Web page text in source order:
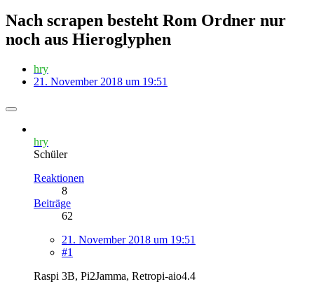
Nach scrapen besteht Rom Ordner nur
noch aus Hieroglyphen
hry
21. November 2018 um 19:51
hry
Schüler
Reaktionen
8
Beiträge
62
21. November 2018 um 19:51
#1
Raspi 3B, Pi2Jamma, Retropi-aio4.4